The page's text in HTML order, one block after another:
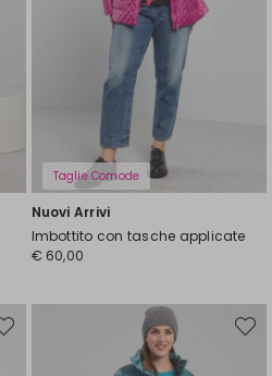
Taglie Comode
Nuovi Arrivi
Imbottito con tasche applicate
€ 60,00
Sposta